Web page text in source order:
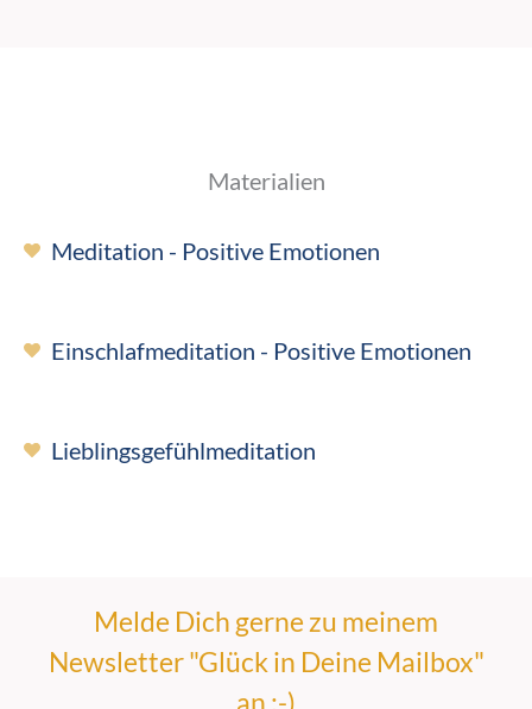
Materialien
Meditation - Positive Emotionen
Einschlafmeditation - Positive Emotionen
Lieblingsgefühlmeditation
Melde Dich gerne zu meinem
Newsletter "Glück in Deine Mailbox"
an :-)